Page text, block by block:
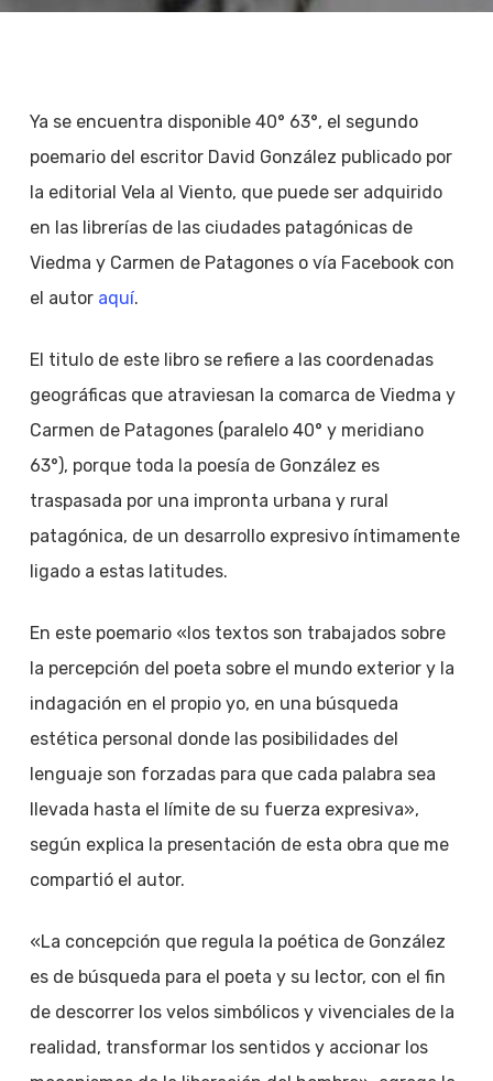
Ya se encuentra disponible 40° 63°, el segundo
poemario del escritor David González publicado por
la editorial Vela al Viento, que puede ser adquirido
en las librerías de las ciudades patagónicas de
Viedma y Carmen de Patagones o vía Facebook con
el autor aquí.
El titulo de este libro se refiere a las coordenadas
geográficas que atraviesan la comarca de Viedma y
Carmen de Patagones (paralelo 40° y meridiano
63°), porque toda la poesía de González es
traspasada por una impronta urbana y rural
patagónica, de un desarrollo expresivo íntimamente
ligado a estas latitudes.
En este poemario «los textos son trabajados sobre
la percepción del poeta sobre el mundo exterior y la
indagación en el propio yo, en una búsqueda
estética personal donde las posibilidades del
lenguaje son forzadas para que cada palabra sea
llevada hasta el límite de su fuerza expresiva»,
según explica la presentación de esta obra que me
compartió el autor.
«La concepción que regula la poética de González
es de búsqueda para el poeta y su lector, con el fin
de descorrer los velos simbólicos y vivenciales de la
realidad, transformar los sentidos y accionar los